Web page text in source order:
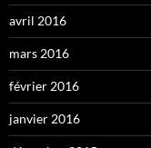
avril 2016
mars 2016
février 2016
janvier 2016